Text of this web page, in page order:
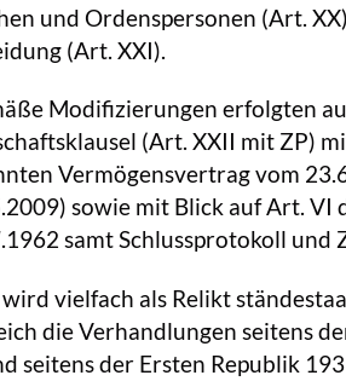
und Ordenspersonen (Art.
(Art. XXI).
Modifizierungen erfolgten
(Art. XXII mit ZP)
Vermögensvertrag vom
sowie mit Blick auf Art.
samt Schlussprotokoll und
wird vielfach als Relikt
die Verhandlungen seitens
seitens der Ersten Republik